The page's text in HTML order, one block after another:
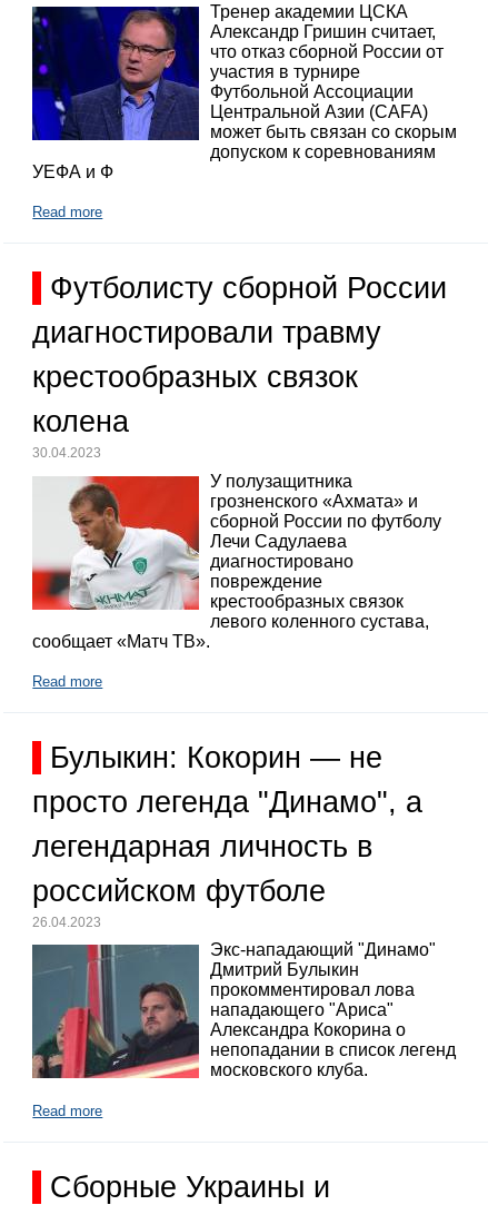
Тренер академии ЦСКА
Александр Гришин считает,
что отказ сборной России от
участия в турнире
Футбольной Ассоциации
Центральной Азии (CAFA)
может быть связан со скорым
допуском к соревнованиям
УЕФА и Ф
Read more
Футболисту сборной России
диагностировали травму
крестообразных связок
колена
30.04.2023
У полузащитника
грозненского «Ахмата» и
сборной России по футболу
Лечи Садулаева
диагностировано
повреждение
крестообразных связок
левого коленного сустава,
сообщает «Матч ТВ».
Read more
Булыкин: Кокорин — не
просто легенда "Динамо", а
легендарная личность в
российском футболе
26.04.2023
Экс-нападающий "Динамо"
Дмитрий Булыкин
прокомментировал лова
нападающего "Ариса"
Александра Кокорина о
непопадании в список легенд
московского клуба.
Read more
Сборные Украины и